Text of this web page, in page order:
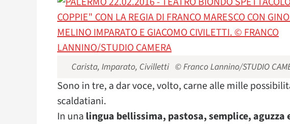
Carista, Imparato, Civilletti © Franco Lannino/STUDIO
Sono in tre, a dar voce, volto, carne alle mille
scaldatiani.
In una lingua bellissima, pastosa, semplice, aguzza